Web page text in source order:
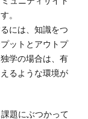
。
には、知識をつ
ットとアウトプ
学の場合は、有
るような環境が
題にぶつかって